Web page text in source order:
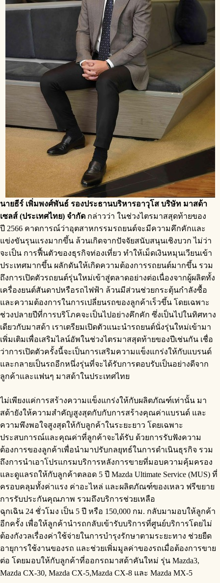
นายธีร์ เพิ่มพงศ์พันธ์ รองประธานบริหารอาวุโส บริษัท มาสด้า
เซลส์ (ประเทศไทย) จำกัด กล่าวว่า ในช่วงไตรมาสสุดท้ายของ
ปี 2566 คาดการณ์ว่าอุตสาหกรรมรถยนต์จะมีความคึกคักและ
แข่งขันรุนแรงมากขึ้น ล้วนเกิดจากปัจจัยสนับสนุนเชิงบวก ไม่ว่า
จะเป็น การฟื้นตัวของธุรกิจท่องเที่ยว ทำให้เม็ดเงินหมุนเวียนเข้า
ประเทศมากขึ้น ผลักดันให้เกิดความต้องการรถยนต์มากขึ้น รวม
ถึงการเปิดตัวรถยนต์รุ่นใหม่เข้าสู่ตลาดอย่างต่อเนื่องจากผู้ผลิตทั้ง
เครื่องยนต์สันดาปหรือรถไฟฟ้า ล้วนมีส่วนช่วยกระตุ้นกำลังซื้อ
และความต้องการในการเปลี่ยนรถของลูกค้าเร็วขึ้น โดยเฉพาะ
ช่วงปลายปีที่การบริโภคจะเป็นไปอย่างคึกคัก ซึ่งเป็นไปในทิศทาง
เดียวกับมาสด้า เราเตรียมเปิดตัวแนะนำรถยนต์นั่งรุ่นใหม่เข้ามา
เพิ่มเติมเพื่อเสริมไลน์อัพในช่วงไตรมาสสุดท้ายของปีเช่นกัน เชื่อ
ว่าการเปิดตัวครั้งนี้จะเป็นการเสริมความแข็งแกร่งให้กับแบรนด์
และกลายเป็นรถอีกหนึ่งรุ่นที่จะได้รับการตอบรับเป็นอย่างดีจาก
ลูกค้าและแฟนๆ มาสด้าในประเทศไทย
ไม่เพียงแค่การสร้างความแข็งแกร่งให้กับผลิตภัณฑ์เท่านั้น มา
สด้ายังให้ความสำคัญสูงสุดกับกับการสร้างคุณค่าแบรนด์ และ
ความพึงพอใจสูงสุดให้กับลูกค้าในระยะยาว โดยเฉพาะ
ประสบการณ์และคุณค่าที่ลูกค้าจะได้รับ ด้วยการรับฟังความ
ต้องการของลูกค้าเพื่อนำมาปรับกลยุทธ์ในการดำเนินธุรกิจ รวม
ถึงการนำเอาโปรแกรมบริการหลังการขายที่มอบความคุ้มครอง
และดูแลรถให้กับลูกค้าตลอด 5 ปี Mazda Ultimate Service (MUS) ที่
ครอบคลุมทั้งค่าแรง ค่าอะไหล่ และผลิตภัณฑ์ของเหลว ฟรีขยาย
การรับประกันคุณภาพ รวมถึงบริการช่วยเหลือ
ฉุกเฉิน 24 ชั่วโมง เป็น 5 ปี หรือ 150,000 กม. กลับมามอบให้ลูกค้า
อีกครั้ง เพื่อให้ลูกค้านำรถกลับเข้ารับบริการที่ศูนย์บริการโดยไม่
ต้องกังวลเรื่องค่าใช้จ่ายในการบำรุงรักษาตามระยะทาง ช่วยยืด
อายุการใช้งานของรถ และช่วยเพิ่มมูลค่าของรถเมื่อต้องการขาย
ต่อ โดยมอบให้กับลูกค้าที่ออกรถมาสด้าคันใหม่ รุ่น Mazda3,
Mazda CX-30, Mazda CX-5,Mazda CX-8 และ Mazda MX-5